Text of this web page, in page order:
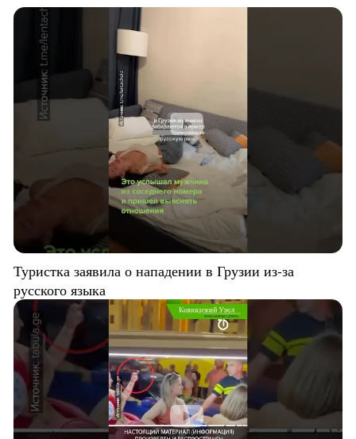
Туристка заявила о нападении в Грузии из-за
русского языка